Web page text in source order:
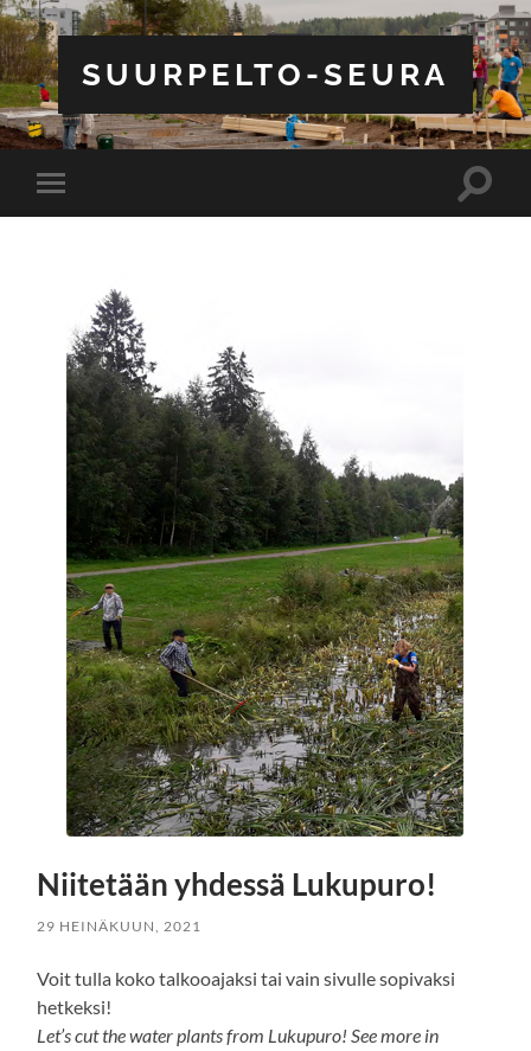
SUURPELTO-SEURA
Toggle
mobile
Toggle
Niitetään yhdessä Lukupuro!
29 HEINÄKUUN, 2021
Voit tulla koko talkooajaksi tai vain sivulle sopivaksi
hetkeksi!
Let’s cut the water plants from Lukupuro! See more in